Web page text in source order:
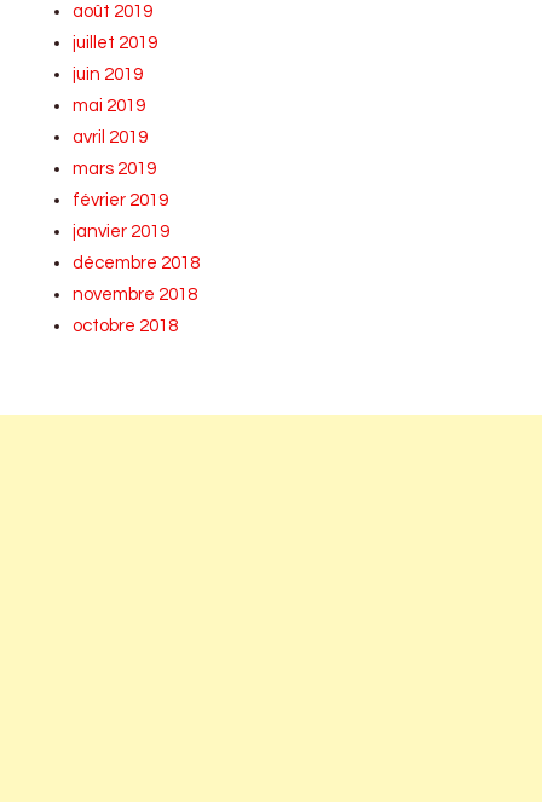
août 2019
juillet 2019
juin 2019
mai 2019
avril 2019
mars 2019
février 2019
janvier 2019
décembre 2018
novembre 2018
octobre 2018